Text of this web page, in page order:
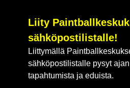
Liity
sähköpostilistalle!
Liittymällä
sähköpostilistalle pysyt
tapahtumista ja eduista.